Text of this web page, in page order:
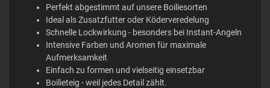
Perfekt abgestimmt auf unsere Boiliesorten
Ideal als Zusatzfutter oder Köderveredelung
Schnelle Lockwirkung - besonders bei Instant-Angeln
Intensive Farben und Aromen für maximale
Aufmerksamkeit
Einfach zu formen und vielseitig einsetzbar
Boilieteig - weil jedes Detail zählt.